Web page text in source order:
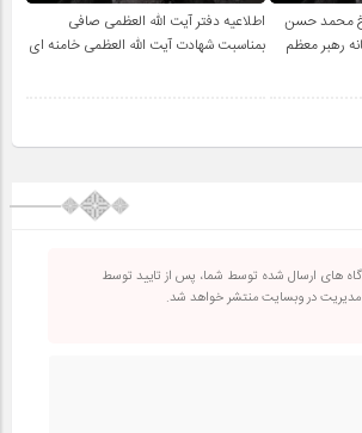
محمد حسن
رهبر معظم
اطلاعیه دفتر آیت الله العظمی صافی
بمناسبت شهادت آیت الله العظمی خامنه ای
های ارسال شده توسط شما، پس از تایید توسط
مدیریت در وبسایت منتشر خواهد شد.